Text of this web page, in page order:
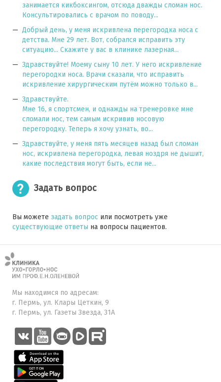
занимается кикбоксингом, отсюда дважды сломан нос.
Консультировались с врачом по поводу...
Добрый день, у меня искривлена перегородка носа с
детства. Мне 29 лет. Вот, собрался исправить эту
ситуацию... Скажите у вас в клинике лазерная...
Здравствуйте! Моему сыну 10 лет. У него искривление
перегородки носа. Врачи сказали, что исправить
искривление хирургическим путём можно только в...
Здравствуйте.
Мне 16, я спортсмен, и однажды на тренеровке мне
сломали нос, тем самым искривив носовую
перегородку. Теперь я хочу узнать, во...
Здравствуйте, у меня пять месяцев назад был сломан
нос, искривлена перегородка, левая ноздря не дышит,
какие последствия могут быть, если не...
Задать вопрос
Вы можете задать вопрос или посмотреть уже
существующие ответы на вопросы пациентов.
Мы находимся по адресам:
г. Пермь, ул. Клары Цеткин, 9
г. Пермь, ул. Газеты Звезда, 31А